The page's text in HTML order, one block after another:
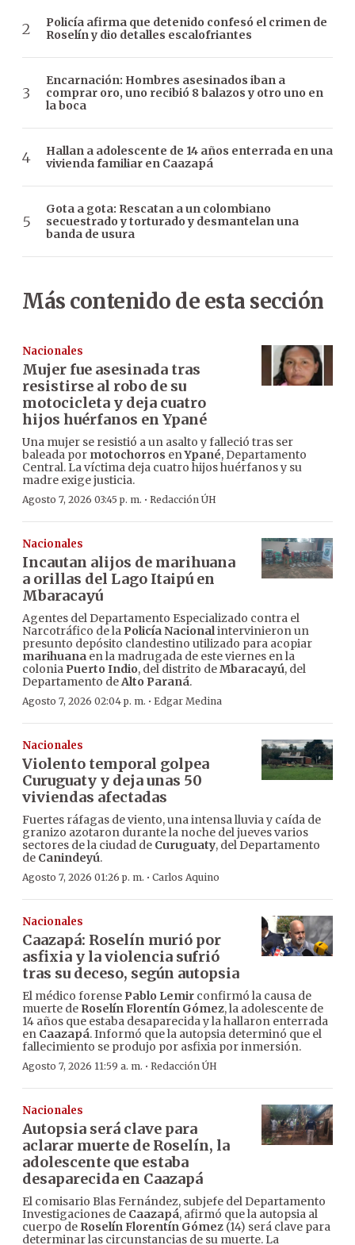
Policía afirma que detenido confesó el crimen de
Roselín y dio detalles escalofriantes
Encarnación: Hombres asesinados iban a
comprar oro, uno recibió 8 balazos y otro uno en
la boca
Hallan a adolescente de 14 años enterrada en una
vivienda familiar en Caazapá
Gota a gota: Rescatan a un colombiano
secuestrado y torturado y desmantelan una
banda de usura
Más contenido de esta sección
Nacionales
Mujer fue asesinada tras
resistirse al robo de su
motocicleta y deja cuatro
hijos huérfanos en Ypané
Una mujer se resistió a un asalto y falleció tras ser
baleada por motochorros enYpané, Departamento
Central. La víctima deja cuatro hijos huérfanos y su
madre exige justicia.
Agosto 7, 2026 03:45 p. m. · Redacción ÚH
Nacionales
Incautan alijos de marihuana
a orillas del Lago Itaipú en
Mbaracayú
Agentes del Departamento Especializado contra el
Narcotráfico de la Policía Nacionalintervinieron un
presunto depósito clandestino utilizado para acopiar
marihuana en la madrugada de este viernes en la
colonia Puerto Indio, del distrito deMbaracayú, del
Departamento deAlto Paraná.
Agosto 7, 2026 02:04 p. m. · Edgar Medina
Nacionales
Violento temporal golpea
Curuguaty y deja unas 50
viviendas afectadas
Fuertes ráfagas de viento, una intensa lluvia y caída de
granizo azotaron durante la noche del jueves varios
sectores de la ciudad de Curuguaty, del Departamento
de Canindeyú.
Agosto 7, 2026 01:26 p. m. · Carlos Aquino
Nacionales
Caazapá: Roselín murió por
asfixia y la violencia sufrió
tras su deceso, según autopsia
El médico forense Pablo Lemir confirmó la causa de
muerte de Roselín Florentín Gómez, la adolescente de
14 años que estaba desaparecida y la hallaron enterrada
en Caazapá. Informó que la autopsia determinó que el
fallecimiento se produjo por asfixia por inmersión.
Agosto 7, 2026 11:59 a. m. · Redacción ÚH
Nacionales
Autopsia será clave para
aclarar muerte de Roselín, la
adolescente que estaba
desaparecida en Caazapá
El comisario Blas Fernández, subjefe del Departamento
Investigaciones de Caazapá, afirmó que la autopsia al
cuerpo de Roselín Florentín Gómez (14) será clave para
determinar las circunstancias de su muerte. La